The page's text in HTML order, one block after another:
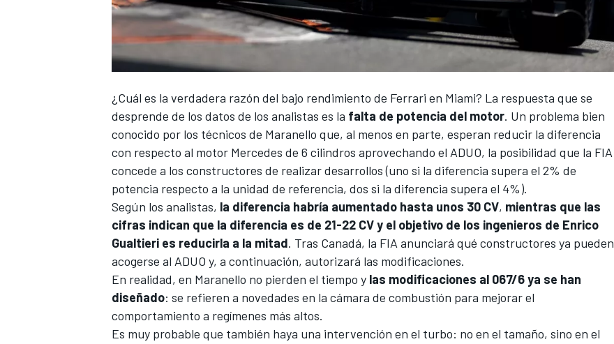
¿Cuál es la verdadera razón del bajo rendimiento de Ferrari en Miami? La respuesta que se
desprende de los datos de los analistas es la falta de potencia del motor. Un problema bien
conocido por los técnicos de Maranello que, al menos en parte, esperan reducir la diferencia
con respecto al motor Mercedes de 6 cilindros aprovechando el ADUO, la posibilidad que la FIA
concede a los constructores de realizar desarrollos (uno si la diferencia supera el 2% de
potencia respecto a la unidad de referencia, dos si la diferencia supera el 4%).
Según los analistas, la diferencia habría aumentado hasta unos 30 CV, mientras que las
cifras indican que la diferencia es de 21-22 CV y el objetivo de los ingenieros de Enrico
Gualtieri es reducirla a la mitad. Tras Canadá, la FIA anunciará qué constructores ya pueden
acogerse al ADUO y, a continuación, autorizará las modificaciones.
En realidad, en Maranello no pierden el tiempo y las modificaciones al 067/6 ya se han
diseñado: se refieren a novedades en la cámara de combustión para mejorar el
comportamiento a regímenes más altos.
Es muy probable que también haya una intervención en el turbo: no en el tamaño, sino en el